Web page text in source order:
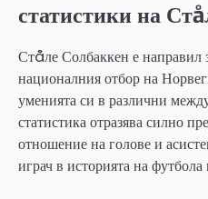
статистики на
Стåле Солбаккен е направил
националния отбор на
уменията си в различни
статистика отразява силно
отношение на голове и
играч в историята на